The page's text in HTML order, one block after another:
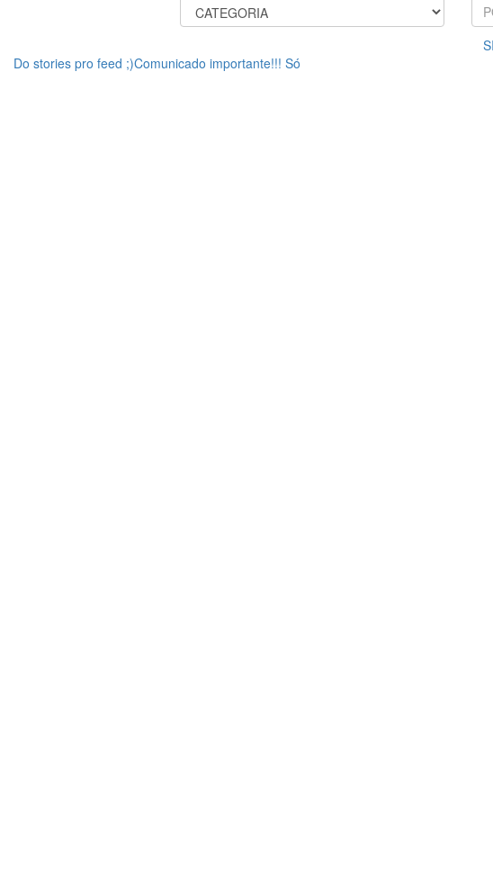
Do stories pro feed ;)Comunicado importante!!! Só